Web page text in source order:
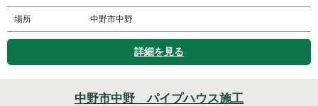
場所 中野市中野
詳細を見る
中野市中野 パイプハウス施工